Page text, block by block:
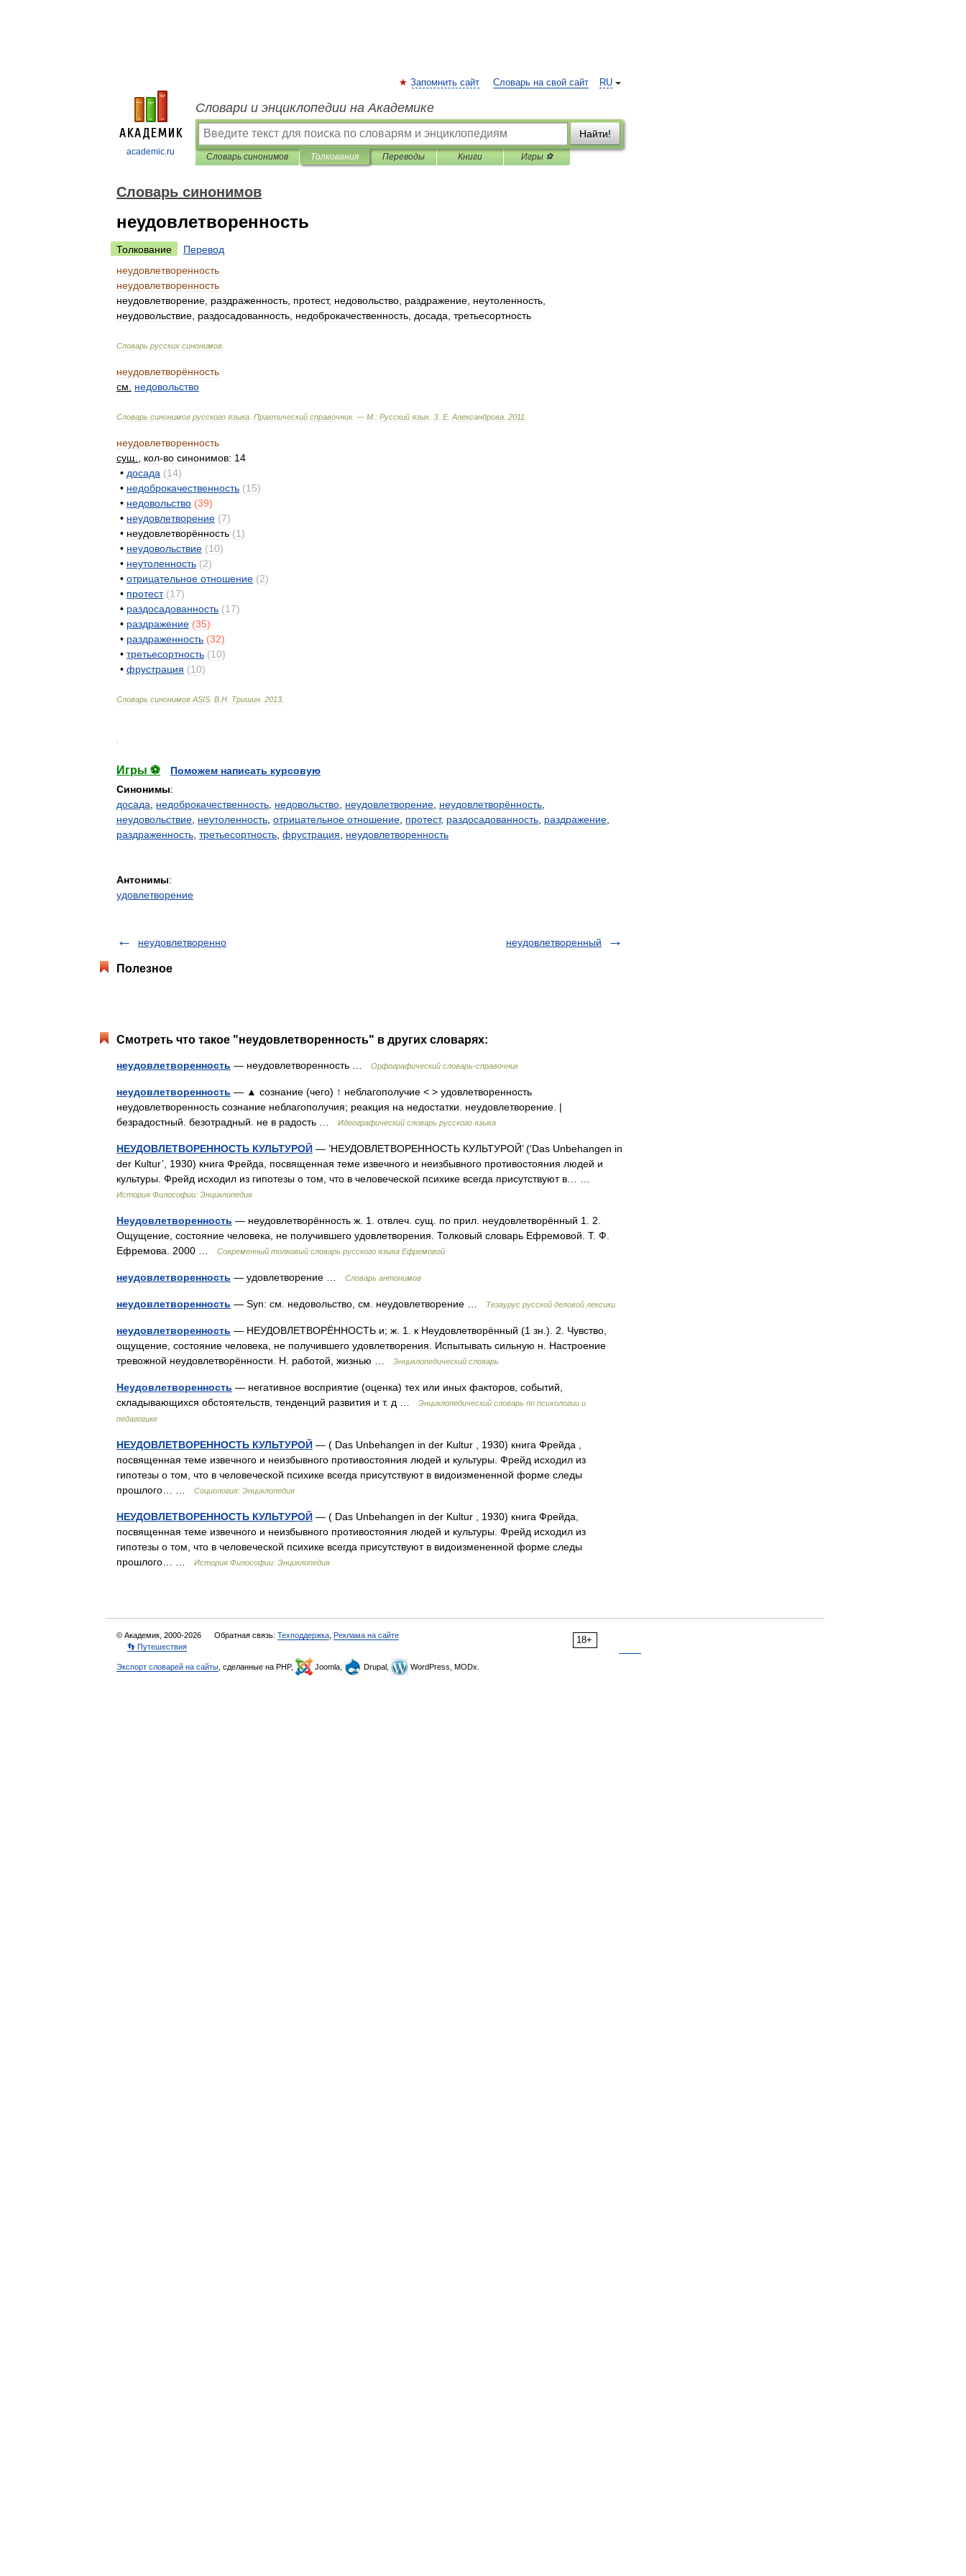
academic.ru
RU
Запомнить сайт Словарь на свой сайт
Словари и энциклопедии на Академике
Найти!
Словарь синонимов Толкования Переводы Книги Игры ⚽
Словарь синонимов
неудовлетворенность
Толкование
Перевод
неудовлетворенность
неудовлетворенность
неудовлетворение раздраженность протест, недовольство раздражение неутоленность
неудовольствие раздосадованность недоброкачественность досада третьесортность
Словарь русских синонимов
неудовлетворённость
см
недовольство
Словарь синонимов русского языка Практический справочник. — М : Русский язык. З Е. Александрова 2011
неудовлетворенность
сущ
кол-во синонимов: 14
• досада (14)
• недоброкачественность (15)
• недовольство (39)
• неудовлетворение (7)
• неудовлетворённость (1)
• неудовольствие (10)
• неутоленность (2)
• отрицательное отношение (2)
• протест (17)
• раздосадованность (17)
• раздражение (35)
• раздраженность (32)
• третьесортность (10)
• фрустрация (10)
Словарь синонимов ASIS В Н Тришин 2013
Игры ⚽
Поможем написать курсовую
Синонимы:
досада
недоброкачественность недовольство неудовлетворение неудовлетворённость
неудовольствие неутоленность отрицательное отношение протест, раздосадованность раздражение
раздраженность третьесортность фрустрация неудовлетворенность
Антонимы:
удовлетворение
неудовлетворенно неудовлетворенный
Полезное
Смотреть что такое "неудовлетворенность" в других словарях:
неудовлетворенность — неудовлетворенность … Орфографический словарь-справочник
неудовлетворенность — ▲ сознание (чего) ↑ неблагополучие < > удовлетворенность
неудовлетворенность сознание неблагополучия; реакция на недостатки. неудовлетворение. |
безрадостный. безотрадный. не в радость …
Идеографический словарь русского языка
НЕУДОВЛЕТВОРЕННОСТЬ КУЛЬТУРОЙ — ’НЕУДОВЛЕТВОРЕННОСТЬ КУЛЬТУРОЙ’ (‘Das Unbehangen in
der Kultur’, 1930) книга Фрейда, посвященная теме извечного и неизбывного противостояния людей и
культуры. Фрейд исходил из гипотезы о том, что в человеческой психике всегда присутствуют в… …
История Философии: Энциклопедия
Неудовлетворенность — неудовлетворённость ж. 1. отвлеч. сущ. по прил. неудовлетворённый 1. 2.
Ощущение, состояние человека, не получившего удовлетворения. Толковый словарь Ефремовой. Т. Ф.
Ефремова. 2000 …
Современный толковый словарь русского языка Ефремовой
неудовлетворенность — удовлетворение … Словарь антонимов
неудовлетворенность — Syn: см. недовольство, см. неудовлетворение … Тезаурус русской деловой лексики
неудовлетворенность — НЕУДОВЛЕТВОРЁННОСТЬ и; ж. 1. к Неудовлетворённый (1 зн.). 2. Чувство,
ощущение, состояние человека, не получившего удовлетворения. Испытывать сильную н. Настроение
тревожной неудовлетворённости. Н. работой, жизнью …
Энциклопедический словарь
Неудовлетворенность — негативное восприятие (оценка) тех или иных факторов, событий,
складывающихся обстоятельств, тенденций развития и т. д …
Энциклопедический словарь по психологии и
педагогике
НЕУДОВЛЕТВОРЕННОСТЬ КУЛЬТУРОЙ — ( Das Unbehangen in der Kultur , 1930) книга Фрейда ,
посвященная теме извечного и неизбывного противостояния людей и культуры. Фрейд исходил из
гипотезы о том, что в человеческой психике всегда присутствуют в видоизмененной форме следы
прошлого… …
Социология: Энциклопедия
НЕУДОВЛЕТВОРЕННОСТЬ КУЛЬТУРОЙ — ( Das Unbehangen in der Kultur , 1930) книга Фрейда,
посвященная теме извечного и неизбывного противостояния людей и культуры. Фрейд исходил из
гипотезы о том, что в человеческой психике всегда присутствуют в видоизмененной форме следы
прошлого… …
История Философии: Энциклопедия
18+
© Академик, 2000-2026 Обратная связь: Техподдержка Реклама на сайте
👣 Путешествия
Экспорт словарей на сайты , сделанные на PHP, Joomla, Drupal, WordPress, MODx.